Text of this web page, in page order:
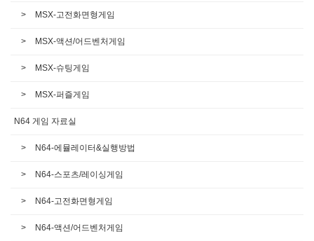
MSX-고전화면형게임
MSX-액션/어드벤처게임
MSX-슈팅게임
MSX-퍼즐게임
N64 게임 자료실
N64-에뮬레이터&실행방법
N64-스포츠/레이싱게임
N64-고전화면형게임
N64-액션/어드벤처게임